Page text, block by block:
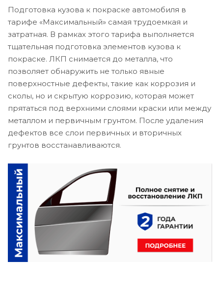
Подготовка кузова к покраске автомобиля в
тарифе «Максимальный» самая трудоемкая и
затратная. В рамках этого тарифа выполняется
тщательная подготовка элементов кузова к
покраске. ЛКП снимается до металла, что
позволяет обнаружить не только явные
поверхностные дефекты, такие как коррозия и
сколы, но и скрытую коррозию, которая может
прятаться под верхними слоями краски или между
металлом и первичным грунтом. После удаления
дефектов все слои первичных и вторичных
грунтов восстанавливаются.